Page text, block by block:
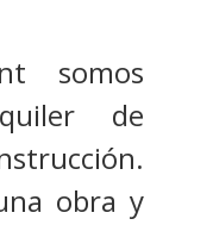
somos
de
obra y